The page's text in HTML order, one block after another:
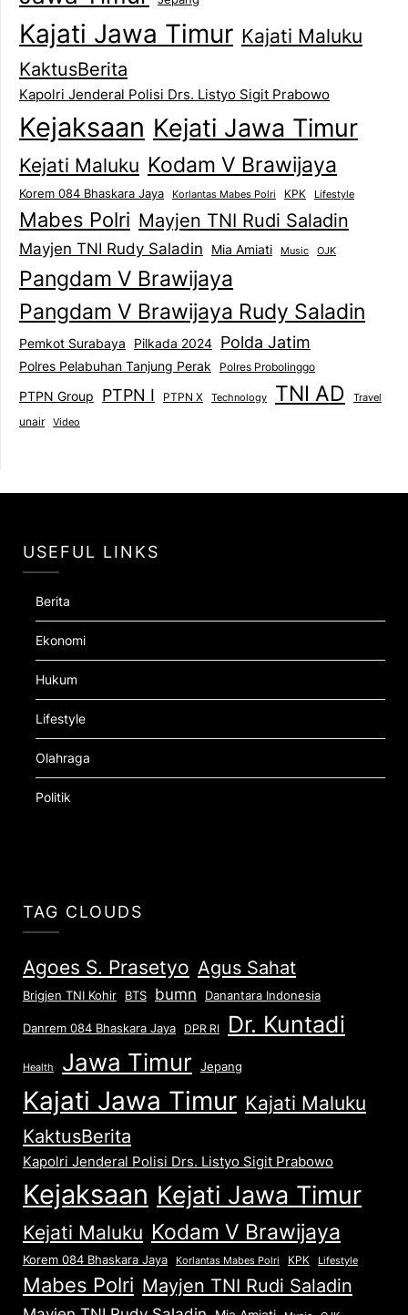
Kajati Jawa Timur Kajati Maluku
KaktusBerita
Kapolri Jenderal Polisi Drs. Listyo Sigit Prabowo
Kejaksaan Kejati Jawa Timur
Kejati Maluku Kodam V Brawijaya
Korem 084 Bhaskara Jaya Korlantas Mabes Polri KPK Lifestyle
Mabes Polri Mayjen TNI Rudi Saladin
Mayjen TNI Rudy Saladin Mia Amiati Music OJK
Pangdam V Brawijaya
Pangdam V Brawijaya Rudy Saladin
Pemkot Surabaya Pilkada 2024 Polda Jatim
Polres Pelabuhan Tanjung Perak Polres Probolinggo
PTPN Group PTPN I PTPN X Technology TNI AD Travel
unair Video
USEFUL LINKS
Berita
Ekonomi
Hukum
Lifestyle
Olahraga
Politik
TAG CLOUDS
Agoes S. Prasetyo Agus Sahat
Brigjen TNI Kohir BTS bumn Danantara Indonesia
Danrem 084 Bhaskara Jaya DPR RI Dr. Kuntadi
Health Jawa Timur Jepang
Kajati Jawa Timur Kajati Maluku
KaktusBerita
Kapolri Jenderal Polisi Drs. Listyo Sigit Prabowo
Kejaksaan Kejati Jawa Timur
Kejati Maluku Kodam V Brawijaya
Korem 084 Bhaskara Jaya Korlantas Mabes Polri KPK Lifestyle
Mabes Polri Mayjen TNI Rudi Saladin